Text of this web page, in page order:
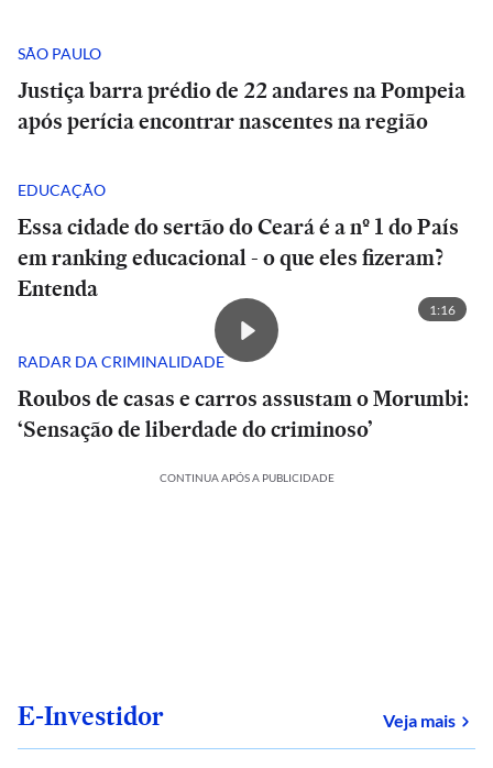
SÃO PAULO
Justiça barra prédio de 22 andares na Pompeia
após perícia encontrar nascentes na região
EDUCAÇÃO
Essa cidade do sertão do Ceará é a nº 1 do País
em ranking educacional - o que eles fizeram?
Entenda
1:16
RADAR DA CRIMINALIDADE
Roubos de casas e carros assustam o Morumbi:
‘Sensação de liberdade do criminoso’
CONTINUA APÓS A PUBLICIDADE
E-Investidor Veja mais